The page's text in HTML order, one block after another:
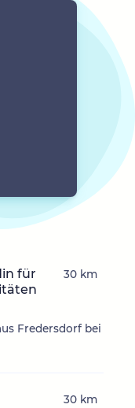
für
Fredersdorf bei
30 km
30 km